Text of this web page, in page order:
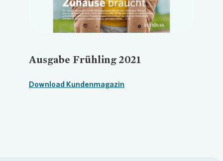
Ausgabe Frühling 2021
Download Kundenmagazin